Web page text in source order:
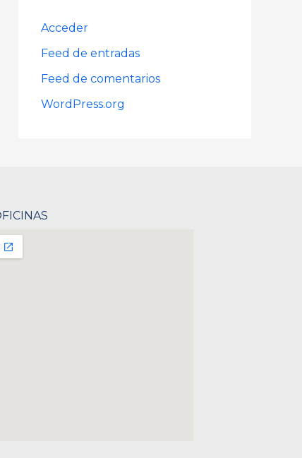
Acceder
Feed de entradas
Feed de comentarios
WordPress.org